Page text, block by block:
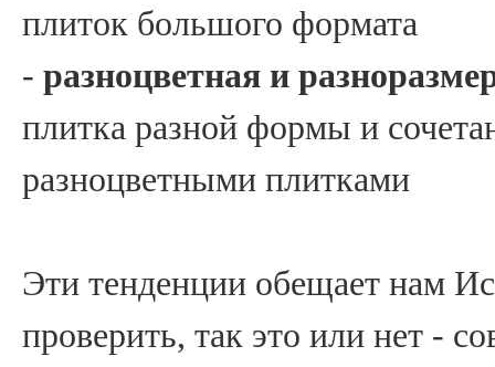
плиток большого формата
- разноцветная и
плитка разной формы и
разноцветными плитками
Эти тенденции обещает нам
проверить, так это или нет -